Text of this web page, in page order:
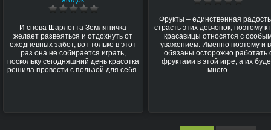
И снова Шарлотта Земляничка
желает развеяться и отдохнуть от
ежедневных забот, вот только в этот
раз она не собирается играть,
поскольку сегодняшний день красотка
решила провести с пользой для себя.
Фрукты – единственная
страсть этих девчонок, поэтому к
красавицы относятся с
уважением. Именно поэтому и
обязаны осторожно работать
фруктами в этой игре, а их
много.